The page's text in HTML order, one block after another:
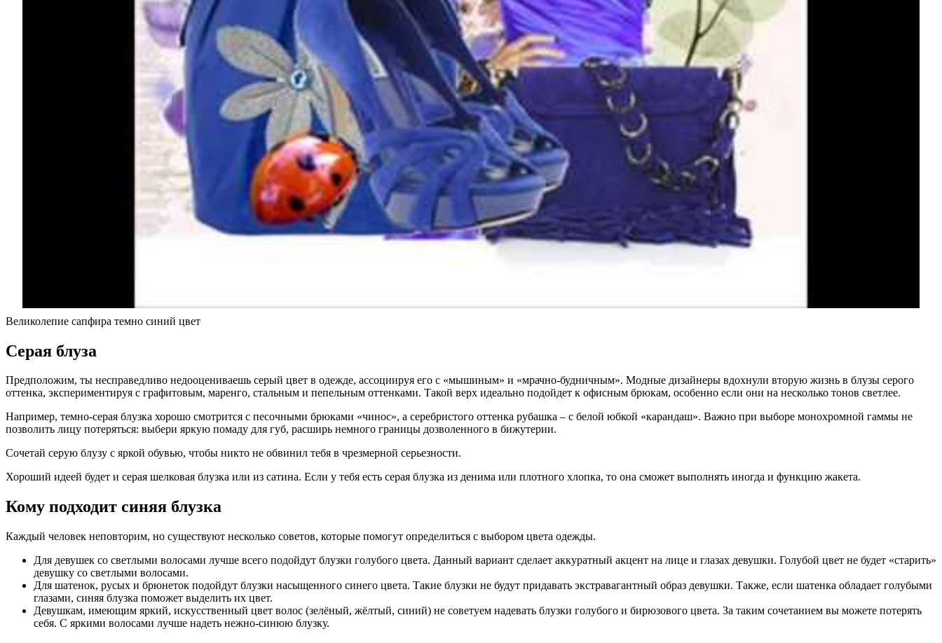
Великолепие сапфира темно синий цвет
Серая блуза
Предположим, ты несправедливо недооцениваешь серый цвет в одежде, ассоциируя его с «мышиным» и «мрачно-будничным». Модные дизайнеры вдохнули вторую жизнь в блузы серого
оттенка, экспериментируя с графитовым, маренго, стальным и пепельным оттенками. Такой верх идеально подойдет к офисным брюкам, особенно если они на несколько тонов светлее.
Например, темно-серая блузка хорошо смотрится с песочными брюками «чинос», а серебристого оттенка рубашка – с белой юбкой «карандаш». Важно при выборе монохромной гаммы не
позволить лицу потеряться: выбери яркую помаду для губ, расширь немного границы дозволенного в бижутерии.
Сочетай серую блузу с яркой обувью, чтобы никто не обвинил тебя в чрезмерной серьезности.
Хороший идеей будет и серая шелковая блузка или из cатина. Если у тебя есть серая блузка из денима или плотного хлопка, то она сможет выполнять иногда и функцию жакета.
Кому подходит синяя блузка
Каждый человек неповторим, но существуют несколько советов, которые помогут определиться с выбором цвета одежды.
Для девушек со светлыми волосами лучше всего подойдут блузки голубого цвета. Данный вариант сделает аккуратный акцент на лице и глазах девушки. Голубой цвет не будет «старить»
девушку со светлыми волосами.
Для шатенок, русых и брюнеток подойдут блузки насыщенного синего цвета. Такие блузки не будут придавать экстравагантный образ девушки. Также, если шатенка обладает голубыми
глазами, синяя блузка поможет выделить их цвет.
Девушкам, имеющим яркий, искусственный цвет волос (зелёный, жёлтый, синий) не советуем надевать блузки голубого и бирюзового цвета. За таким сочетанием вы можете потерять
себя. С яркими волосами лучше надеть нежно-синюю блузку.